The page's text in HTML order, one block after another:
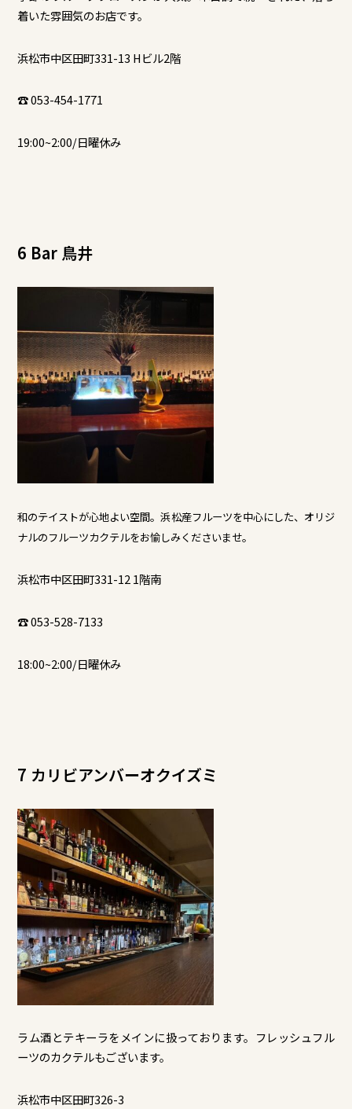
着いた雰囲気のお店です。
浜松市中区田町331-13 Hビル2階
☎ 053-454-1771
19:00~2:00/日曜休み
6 Bar 鳥井
和のテイストが心地よい空間。浜松産フルーツを中心にした、オリジ
ナルのフルーツカクテルをお愉しみくださいませ。
浜松市中区田町331-12 1階南
☎ 053-528-7133
18:00~2:00/日曜休み
7 カリビアンバーオクイズミ
ラム酒とテキーラをメインに扱っております。フレッシュフル
ーツのカクテルもございます。
浜松市中区田町326-3